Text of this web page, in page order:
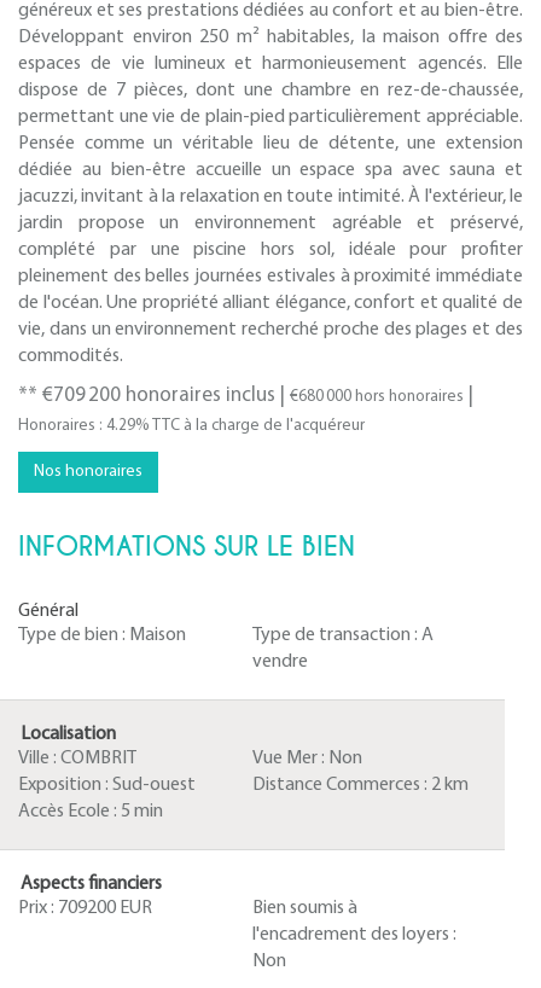
généreux et ses prestations dédiées au confort et au bien-être.
Développant environ 250 m² habitables, la maison offre des
espaces de vie lumineux et harmonieusement agencés. Elle
dispose de 7 pièces, dont une chambre en rez-de-chaussée,
permettant une vie de plain-pied particulièrement appréciable.
Pensée comme un véritable lieu de détente, une extension
dédiée au bien-être accueille un espace spa avec sauna et
jacuzzi, invitant à la relaxation en toute intimité. À l'extérieur, le
jardin propose un environnement agréable et préservé,
complété par une piscine hors sol, idéale pour profiter
pleinement des belles journées estivales à proximité immédiate
de l'océan. Une propriété alliant élégance, confort et qualité de
vie, dans un environnement recherché proche des plages et des
commodités.
** €709 200 honoraires inclus €680 000 hors honoraires
Honoraires : 4.29% TTC à la charge de l'acquéreur
Nos honoraires
INFORMATIONS SUR LE BIEN
Général
Type de bien : Maison Type de transaction : A
vendre
Localisation
Ville : COMBRIT Vue Mer : Non
Exposition : Sud-ouest Distance Commerces : 2 km
Accès Ecole : 5 min
Aspects financiers
Prix : 709200 EUR
Bien soumis à
l'encadrement des loyers :
Non